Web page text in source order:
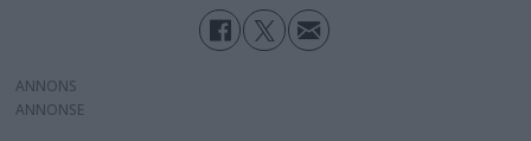
ANNONS